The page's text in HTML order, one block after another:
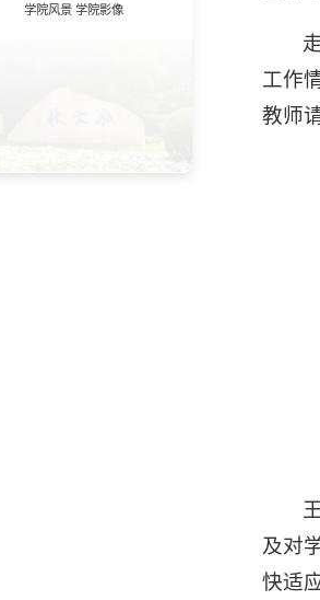
学院风景 学院影像
工作
教师
及对
快适